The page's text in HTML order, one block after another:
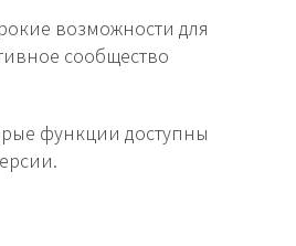
возможности для
сообщество
функции доступны